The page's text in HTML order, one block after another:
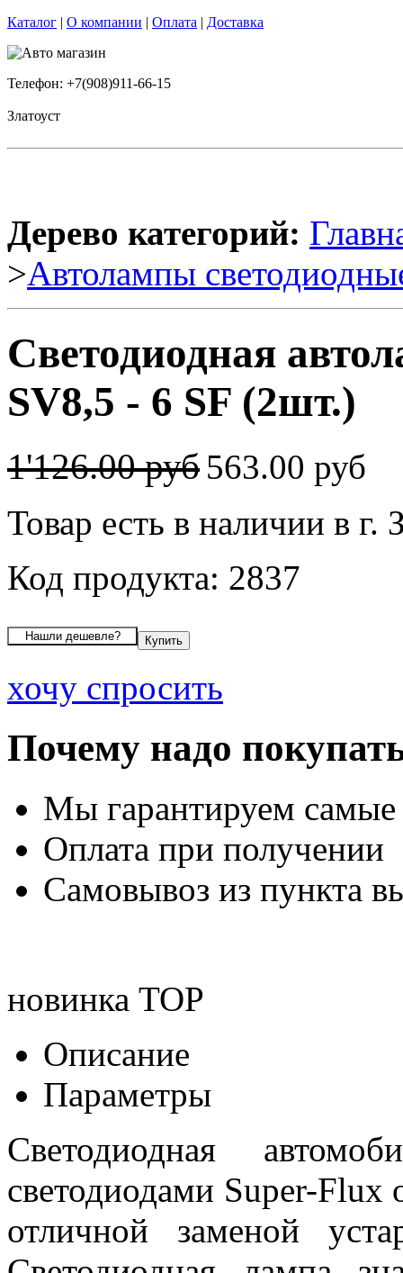
Каталог | О компании | Оплата | Доставка
Телефон: +7(908)911-66-15
Златоуст
Дерево категорий:
>Автолампы
Светодиодная
SV8,5 - 6 SF (2шт.)
1'126.00 руб 563.00 руб
Товар есть в наличии в г.
Код продукта: 2837
хочу спросить
Почему надо
Мы гарантируем
Оплата при получении
Самовывоз из пункта
новинка TOP
Описание
Параметры
Светодиодная
светодиодами Super-
отличной заменой